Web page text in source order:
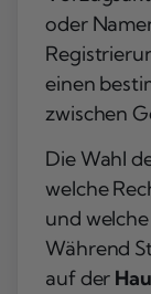
oder
einen
zwischen
Die Wahl
welche
und
Während
auf der